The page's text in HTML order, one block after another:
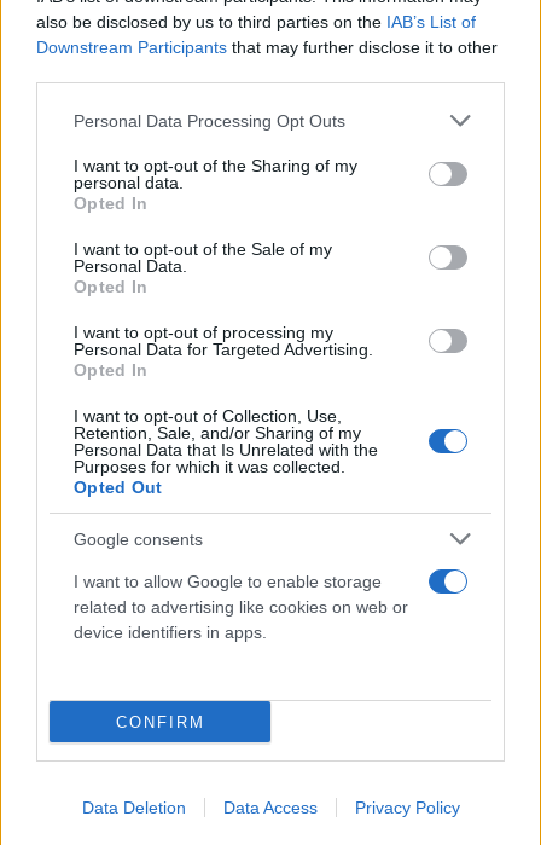
also be disclosed by us to third parties on the IAB’s List of
Downstream Participants that may further disclose it to other
Please note that this website/app uses one or more Google
not limited to your visit or usage behaviour. You may click to
grant or deny consent to Google and its third-party tags to
use your data for below specified purposes in below Google
consent section.
Personal Data Processing Opt Outs
I want to opt-out of the Sharing of my
personal data.
Opted In
I want to opt-out of the Sale of my
Personal Data.
Opted In
I want to opt-out of processing my
Personal Data for Targeted Advertising.
Opted In
I want to opt-out of Collection, Use,
Retention, Sale, and/or Sharing of my
Personal Data that Is Unrelated with the
Purposes for which it was collected.
Opted Out
Google consents
I want to allow Google to enable storage
related to advertising like cookies on web or
device identifiers in apps.
CONFIRM
Data Deletion Data Access Privacy Policy
Categorie
Abrasivi
Antincendio
Valige pronto soccorso
Calzature
Abbigliamento
Guanti
Sicurezza, Protezione
Abbigliamento alta visibilità
Bombolette spray
Detergente mani
Utensileria
Lame per sega a nastro